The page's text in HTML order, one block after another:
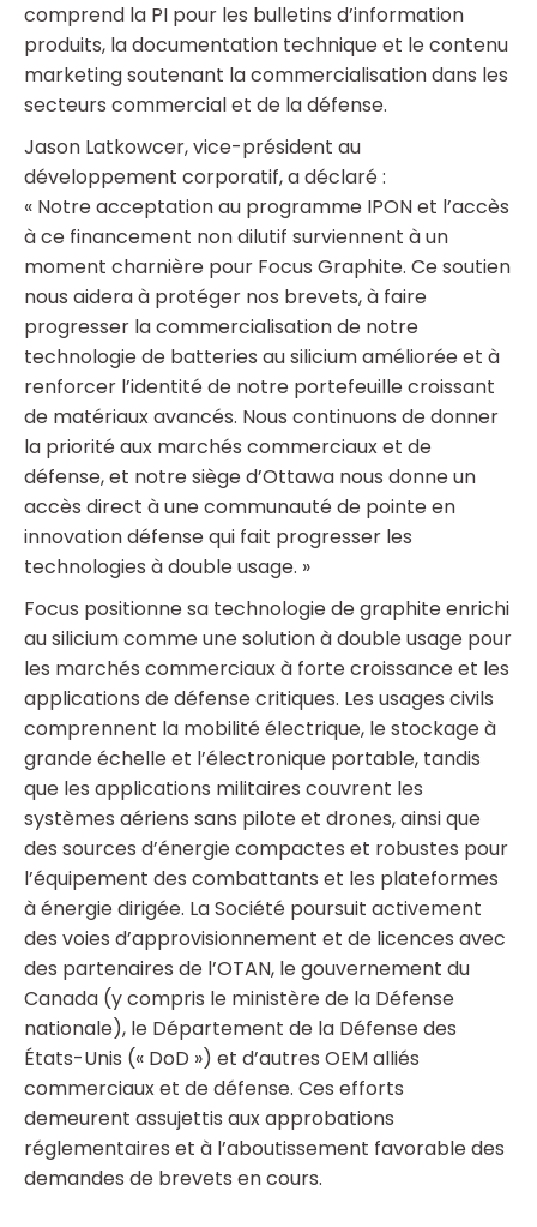
comprend la PI pour les bulletins d’information
produits, la documentation technique et le contenu
marketing soutenant la commercialisation dans les
secteurs commercial et de la défense.
Jason Latkowcer, vice-président au
développement corporatif, a déclaré :
« Notre acceptation au programme IPON et l’accès
à ce financement non dilutif surviennent à un
moment charnière pour Focus Graphite. Ce soutien
nous aidera à protéger nos brevets, à faire
progresser la commercialisation de notre
technologie de batteries au silicium améliorée et à
renforcer l’identité de notre portefeuille croissant
de matériaux avancés. Nous continuons de donner
la priorité aux marchés commerciaux et de
défense, et notre siège d’Ottawa nous donne un
accès direct à une communauté de pointe en
innovation défense qui fait progresser les
technologies à double usage. »
Focus positionne sa technologie de graphite enrichi
au silicium comme une solution à double usage pour
les marchés commerciaux à forte croissance et les
applications de défense critiques. Les usages civils
comprennent la mobilité électrique, le stockage à
grande échelle et l’électronique portable, tandis
que les applications militaires couvrent les
systèmes aériens sans pilote et drones, ainsi que
des sources d’énergie compactes et robustes pour
l’équipement des combattants et les plateformes
à énergie dirigée. La Société poursuit activement
des voies d’approvisionnement et de licences avec
des partenaires de l’OTAN, le gouvernement du
Canada (y compris le ministère de la Défense
nationale), le Département de la Défense des
États-Unis (« DoD ») et d’autres OEM alliés
commerciaux et de défense. Ces efforts
demeurent assujettis aux approbations
réglementaires et à l’aboutissement favorable des
demandes de brevets en cours.